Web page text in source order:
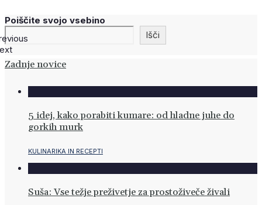
Poiščite svojo vsebino
Išči
Zadnje novice
5 idej, kako porabiti kumare: od hladne juhe do
gorkih murk
KULINARIKA IN RECEPTI
Suša: Vse težje preživetje za prostoživeče živali